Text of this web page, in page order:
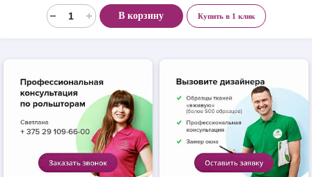
В корзину Купить в 1 клик